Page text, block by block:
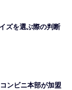
ズを選ぶ際の判断
ンビニ本部が加盟